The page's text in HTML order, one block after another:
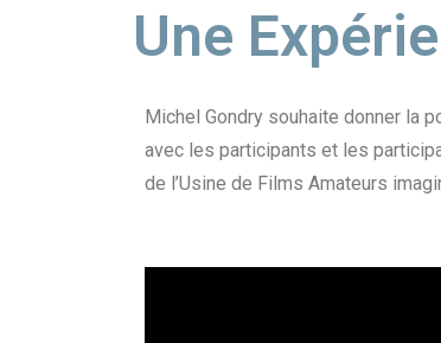
Une
Michel Gondry souhaite donner la
avec les participants et les
de l’Usine de Films Amateurs